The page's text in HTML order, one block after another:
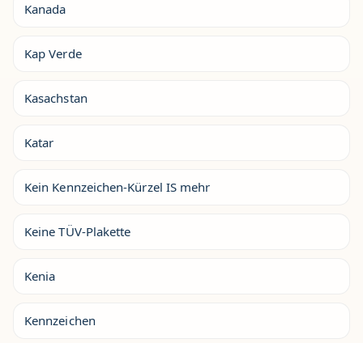
Kanada
Kap Verde
Kasachstan
Katar
Kein Kennzeichen-Kürzel IS mehr
Keine TÜV-Plakette
Kenia
Kennzeichen